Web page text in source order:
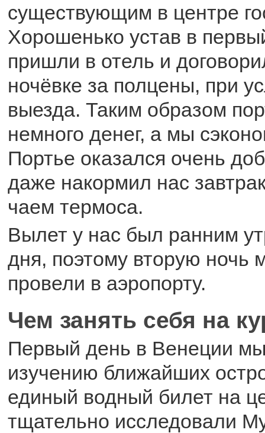
существующим в центре
Хорошенько устав в
пришли в отель и
ночёвке за полцены, при
выезда. Таким образом
немного денег, а мы
Портье оказался очень
даже накормил нас
чаем термоса.
Вылет у нас был ранним
дня, поэтому вторую ночь
провели в аэропорту.
Чем занять себя на
Первый день в Венеции
изучению ближайших
единый водный билет на
тщательно исследовали